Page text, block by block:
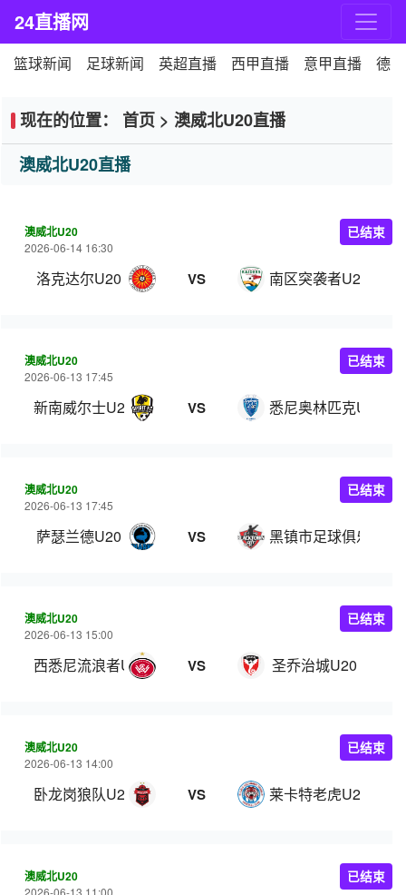
24直播网
篮球新闻 足球新闻 英超直播 西甲直播 意甲直播 德
现在的位置： 首页 > 澳威北U20直播
澳威北U20直播
澳威北U20
2026-06-14 16:30
洛克达尔U20 VS 南区突袭者U20
已结束
澳威北U20
2026-06-13 17:45
新南威尔士U20 VS 悉尼奥林匹克U20
已结束
澳威北U20
2026-06-13 17:45
萨瑟兰德U20 VS 黑镇市足球俱乐部
已结束
澳威北U20
2026-06-13 15:00
西悉尼流浪者U20 VS 圣乔治城U20
已结束
澳威北U20
2026-06-13 14:00
卧龙岗狼队U20 VS 莱卡特老虎U20
已结束
澳威北U20
2026-06-13 11:00
已结束